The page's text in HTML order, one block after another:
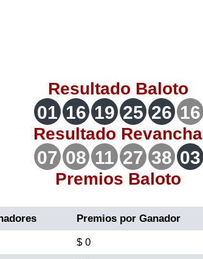
Resultado Baloto
01 16 19 25 26 16
Resultado Revancha
07 08 11 27 38 03
Premios Baloto
Premios por Ganador
$ 0